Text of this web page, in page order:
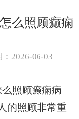
么照顾癫痫
：2026-06-03
照顾癫痫病
的照顾非常重